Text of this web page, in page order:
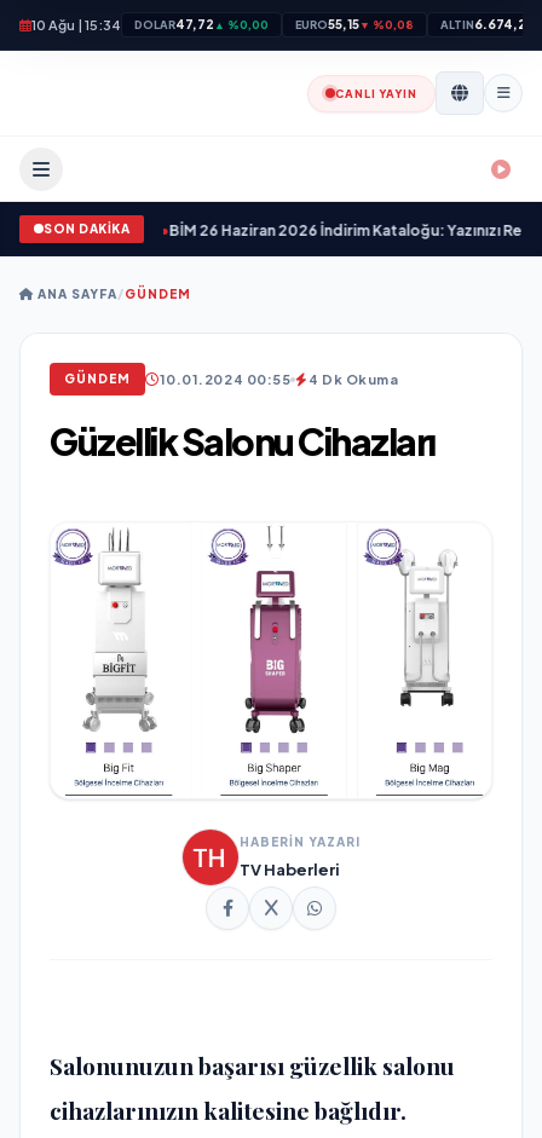
10 Ağu | 15:34 DOLAR47,72 ▲ %0,00 EURO55,15▼ %0,08 ALTIN6.674,28
CANLI YAYIN
SON DAKİKA
Fırsatlar!•BİM 26 Haziran 2026 İndirim Kataloğu: Yazınızı Renklendirin
ANA SAYFA/GÜNDEM
GÜNDEM 10.01.2024 00:55 4 Dk Okuma
Güzellik Salonu Cihazları
HABERİN YAZARI
TV Haberleri
Salonunuzun başarısı güzellik salonu
cihazlarınızın kalitesine bağlıdır.